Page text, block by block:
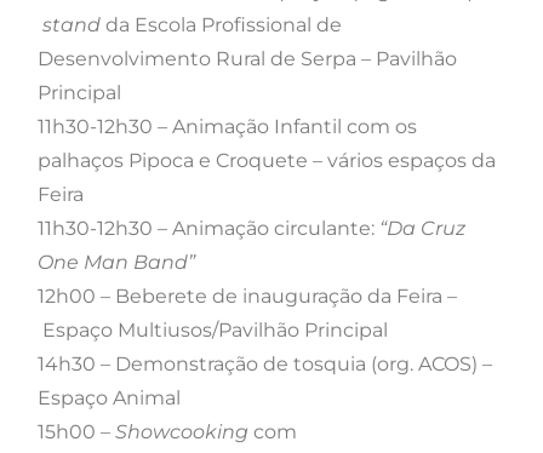
stand da Escola Profissional de
Desenvolvimento Rural de Serpa – Pavilhão
Principal
11h30-12h30 – Animação Infantil com os
palhaços Pipoca e Croquete – vários espaços da
Feira
11h30-12h30 – Animação circulante: “Da Cruz
One Man Band”
12h00 – Beberete de inauguração da Feira –
Espaço Multiusos/Pavilhão Principal
14h30 – Demonstração de tosquia (org. ACOS) –
Espaço Animal
15h00 – Showcooking com